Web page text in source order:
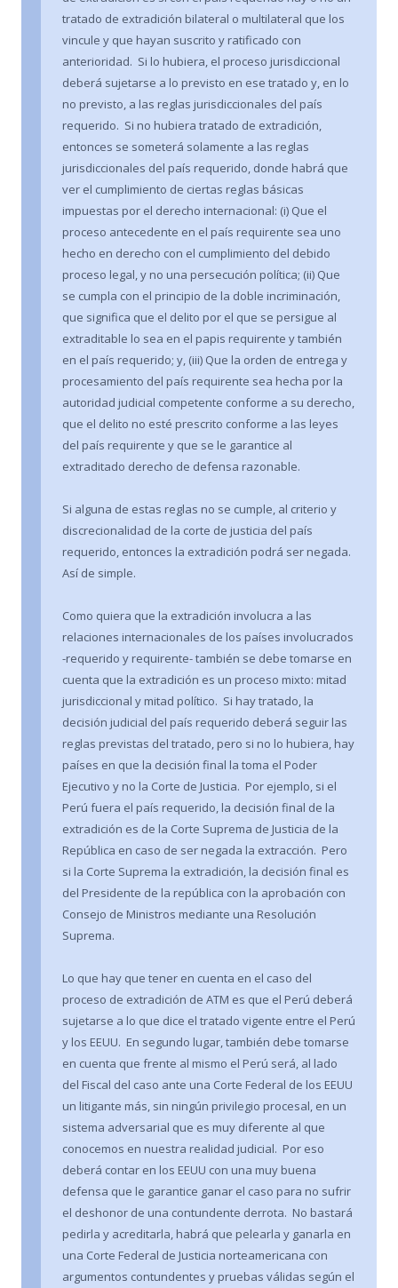
tratado de extradición bilateral o multilateral que los
vincule y que hayan suscrito y ratificado con
anterioridad. Si lo hubiera, el proceso jurisdiccional
deberá sujetarse a lo previsto en ese tratado y, en lo
no previsto, a las reglas jurisdiccionales del país
requerido. Si no hubiera tratado de extradición,
entonces se someterá solamente a las reglas
jurisdiccionales del país requerido, donde habrá que
ver el cumplimiento de ciertas reglas básicas
impuestas por el derecho internacional: (i) Que el
proceso antecedente en el país requirente sea uno
hecho en derecho con el cumplimiento del debido
proceso legal, y no una persecución política; (ii) Que
se cumpla con el principio de la doble incriminación,
que significa que el delito por el que se persigue al
extraditable lo sea en el papis requirente y también
en el país requerido; y, (iii) Que la orden de entrega y
procesamiento del país requirente sea hecha por la
autoridad judicial competente conforme a su derecho,
que el delito no esté prescrito conforme a las leyes
del país requirente y que se le garantice al
extraditado derecho de defensa razonable.
Si alguna de estas reglas no se cumple, al criterio y
discrecionalidad de la corte de justicia del país
requerido, entonces la extradición podrá ser negada.
Así de simple.
Como quiera que la extradición involucra a las
relaciones internacionales de los países involucrados
-requerido y requirente- también se debe tomarse en
cuenta que la extradición es un proceso mixto: mitad
jurisdiccional y mitad político. Si hay tratado, la
decisión judicial del país requerido deberá seguir las
reglas previstas del tratado, pero si no lo hubiera, hay
países en que la decisión final la toma el Poder
Ejecutivo y no la Corte de Justicia. Por ejemplo, si el
Perú fuera el país requerido, la decisión final de la
extradición es de la Corte Suprema de Justicia de la
República en caso de ser negada la extracción. Pero
si la Corte Suprema la extradición, la decisión final es
del Presidente de la república con la aprobación con
Consejo de Ministros mediante una Resolución
Suprema.
Lo que hay que tener en cuenta en el caso del
proceso de extradición de ATM es que el Perú deberá
sujetarse a lo que dice el tratado vigente entre el Perú
y los EEUU. En segundo lugar, también debe tomarse
en cuenta que frente al mismo el Perú será, al lado
del Fiscal del caso ante una Corte Federal de los EEUU
un litigante más, sin ningún privilegio procesal, en un
sistema adversarial que es muy diferente al que
conocemos en nuestra realidad judicial. Por eso
deberá contar en los EEUU con una muy buena
defensa que le garantice ganar el caso para no sufrir
el deshonor de una contundente derrota. No bastará
pedirla y acreditarla, habrá que pelearla y ganarla en
una Corte Federal de Justicia norteamericana con
argumentos contundentes y pruebas válidas según el